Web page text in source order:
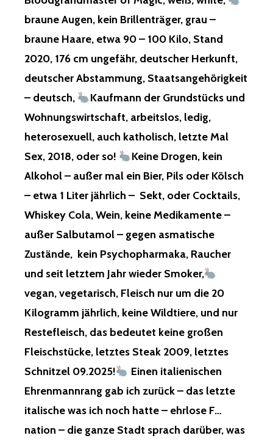
braune Augen, kein Brillenträger, grau –
braune Haare, etwa 90 – 100 Kilo, Stand
2020, 176 cm ungefähr, deutscher Herkunft,
deutscher Abstammung, Staatsangehörigkeit
– deutsch,
Kaufmann der Grundstücks und
Wohnungswirtschaft, arbeitslos, ledig,
heterosexuell, auch katholisch, letzte Mal
Sex, 2018, oder so!
Keine Drogen, kein
Alkohol – außer mal ein Bier, Pils oder Kölsch
– etwa 1 Liter jährlich – Sekt, oder Cocktails,
Whiskey Cola, Wein, keine Medikamente –
außer Salbutamol – gegen asmatische
Zustände, kein Psychopharmaka, Raucher
und seit letztem Jahr wieder Smoker,
vegan, vegetarisch, Fleisch nur um die 20
Kilogramm jährlich, keine Wildtiere, und nur
Restefleisch, das bedeutet keine großen
Fleischstücke, letztes Steak 2009, letztes
Schnitzel 09.2025!
Einen italienischen
Ehrenmannrang gab ich zurück – das letzte
italische was ich noch hatte – ehrlose F…
nation – die ganze Stadt sprach darüber, was